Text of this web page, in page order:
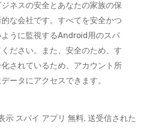
ネスの安全とあなたの家族の保
な会社です。すべてを安全かつ
うに監視するAndroid用のスパ
ださい。また、安全のため、す
されているため、アカウント所
ータにアクセスできます。
示 スパイ アプリ 無料, 送受信された